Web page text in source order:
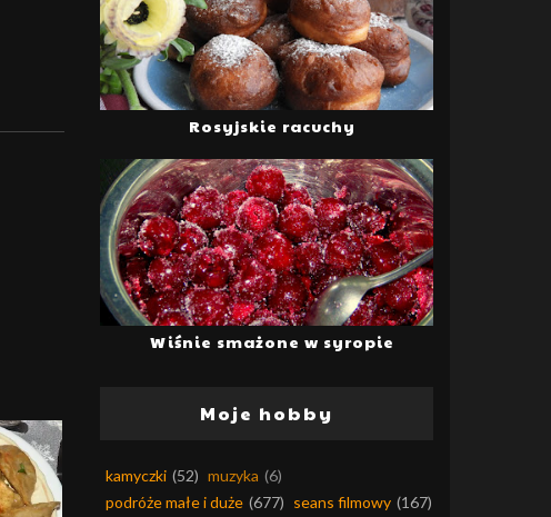
Rosyjskie racuchy
Wiśnie smażone w syropie
Moje hobby
kamyczki (52) muzyka (6)
podróże małe i duże (677) seans filmowy (167)